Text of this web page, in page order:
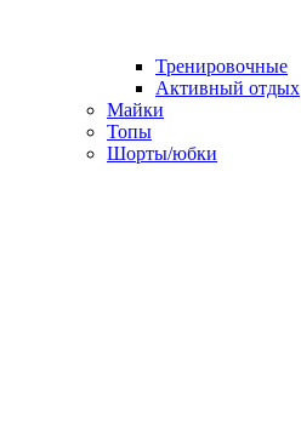
Тренировочные
Активный отдых
Майки
Топы
Шорты/юбки